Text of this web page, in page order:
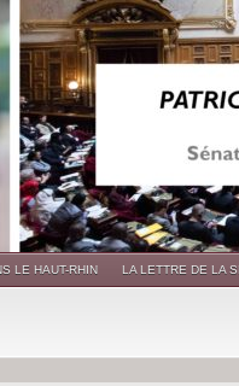
LE HAUT-RHIN LA LETTRE DE LA